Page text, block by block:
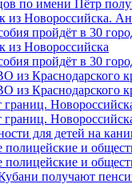
по имени Пётр
из Новороссийска.
пройдёт в 30
из Новороссийска
пройдёт в 30
из Краснодарского
из Краснодарского
границ.
границ.
для детей на
и
и
получают